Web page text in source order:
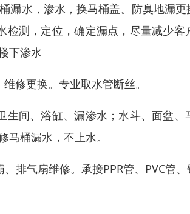
漏水，渗水，换马桶盖。防臭地漏
测，定位，确定漏点，尽量减少
下渗水
修更换。专业取水管断丝。
间、浴缸、漏渗水；水斗、面盆
桶漏水，不上水。
排气扇维修。承接PPR管、PVC管